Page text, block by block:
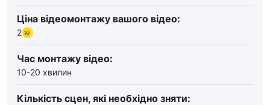
Ціна відеомонтажу вашого відео:
2
Час монтажу відео:
10-20 хвилин
Кількість сцен, які необхідно зняти: